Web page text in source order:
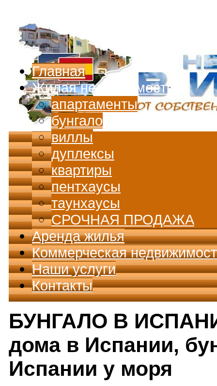
Главная
Жилая недвижимость
апартаменты
бунгало
виллы
дуплексы
квартиры
пентхаусы
таунхаусы
СРОЧНАЯ ПРОДАЖА
Аренда жилья
Коммерческая
Наши услуги
Контакты
БУНГАЛО В
дома в Испании,
Испании у моря